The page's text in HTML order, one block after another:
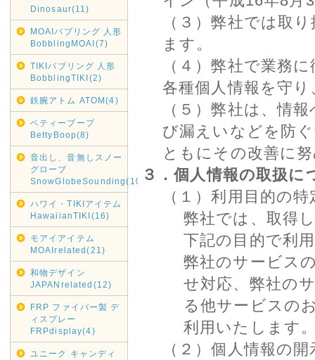
Dinosaur(11)
MOAIバブリング 人形
BobblingMOAI(7)
TIKIバブリング 人形
BobblingTIKI(2)
鉄腕アトム ATOM(4)
ベティーブープ
BettyBoop(8)
音出し、音無しスノー
グローブ
SnowGlobeSounding(10)
ハワイ・TIKIアイテム
HawaiianTIKI(16)
モアイアイテム
MOAIrelated(21)
和物デザイン
JAPANrelated(12)
FRP ファイバー製 デ
ィスプレー
FRPdisplay(4)
ユニーク キャンディ
（３）弊社では取
ます。
（４）弊社で業務
各種個人情報を守
（５）弊社は、情
び漏えいなどを防
ともにその改善に
３．個人情報の取扱に
（１）利用目的の特
弊社では、取得
下記の目的で利
弊社のサービス
せ対応、弊社の
る他サービスの
利用いたします
（２）個人情報の開